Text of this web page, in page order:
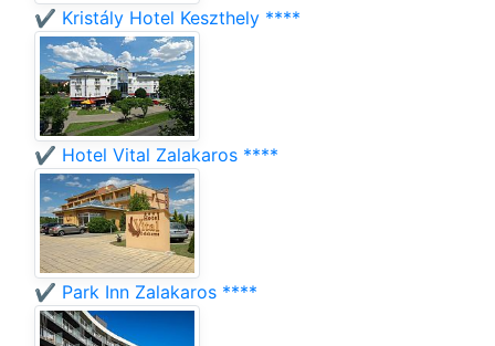
✔️ Kristály Hotel Keszthely ****
✔️ Hotel Vital Zalakaros ****
✔️ Park Inn Zalakaros ****